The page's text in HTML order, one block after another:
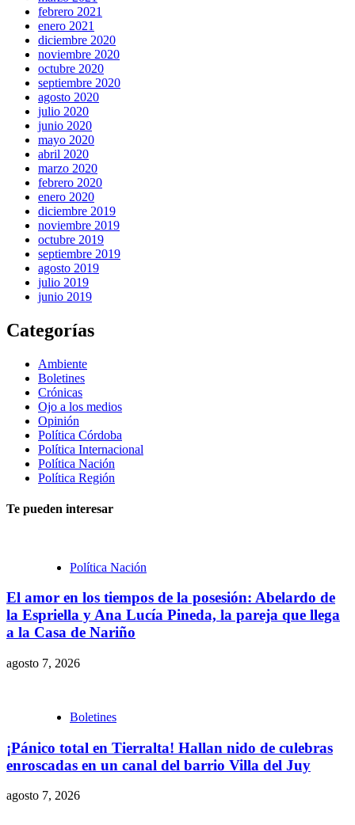
febrero 2021
enero 2021
diciembre 2020
noviembre 2020
octubre 2020
septiembre 2020
agosto 2020
julio 2020
junio 2020
mayo 2020
abril 2020
marzo 2020
febrero 2020
enero 2020
diciembre 2019
noviembre 2019
octubre 2019
septiembre 2019
agosto 2019
julio 2019
junio 2019
Categorías
Ambiente
Boletines
Crónicas
Ojo a los medios
Opinión
Política Córdoba
Política Internacional
Política Nación
Política Región
Te pueden interesar
Política Nación
El amor en los tiempos de la posesión: Abelardo de
la Espriella y Ana Lucía Pineda, la pareja que llega
a la Casa de Nariño
agosto 7, 2026
Boletines
¡Pánico total en Tierralta! Hallan nido de culebras
enroscadas en un canal del barrio Villa del Juy
agosto 7, 2026